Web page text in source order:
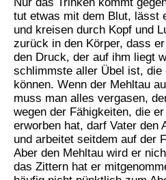
tut etwas mit dem Blut, lässt
und kreisen durch Kopf und
zurück in den Körper, dass
den Druck, der auf ihm liegt
schlimmste aller Übel ist, die
können. Wenn der Mehltau
muss man alles vergasen,
wegen der Fähigkeiten, die
erworben hat, darf Vater den
und arbeitet seitdem auf der
Aber den Mehltau wird er
das Zittern hat er